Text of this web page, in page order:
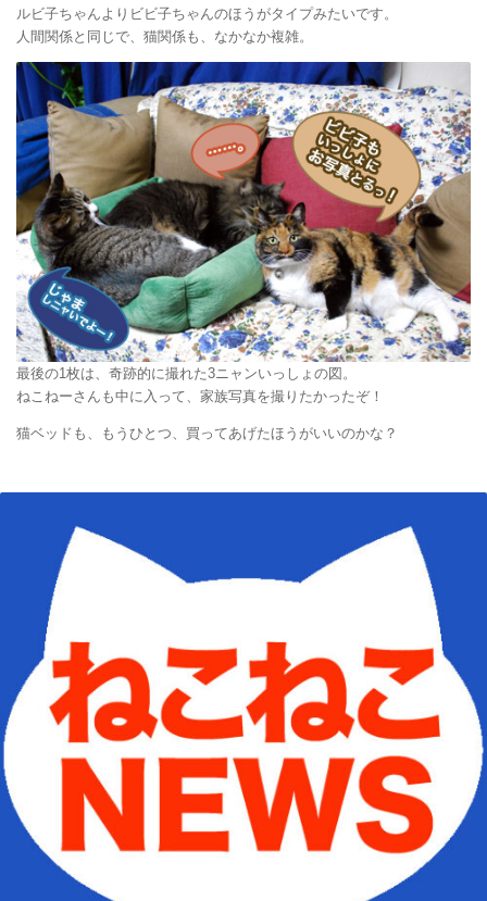
ルビ子ちゃんよりビビ子ちゃんのほうがタイプみたいです。
人間関係と同じで、猫関係も、なかなか複雑。
最後の1枚は、奇跡的に撮れた3ニャンいっしょの図。
ねこねーさんも中に入って、家族写真を撮りたかったぞ！
猫ベッドも、もうひとつ、買ってあげたほうがいいのかな？